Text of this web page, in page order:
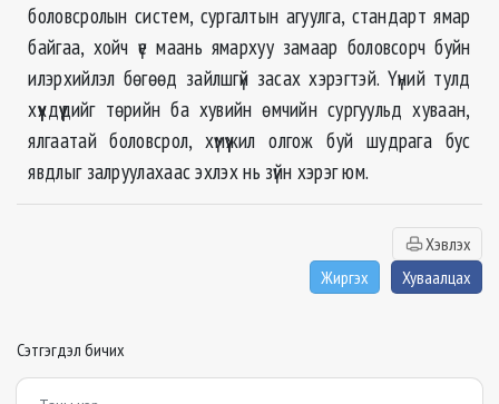
боловсролын систем, сургалтын агуулга, стандарт ямар
байгаа, хойч үе маань ямархуу замаар боловсорч буйн
илэрхийлэл бөгөөд зайлшгүй засах хэрэгтэй. Үүний тулд
хүүхдүүдийг төрийн ба хувийн өмчийн сургуульд хуваан,
ялгаатай боловсрол, хүмүүжил олгож буй шудрага бус
явдлыг залруулахаас эхлэх нь зүйн хэрэг юм.
Хэвлэх
Жиргэх
Хуваалцах
Сэтгэгдэл бичих